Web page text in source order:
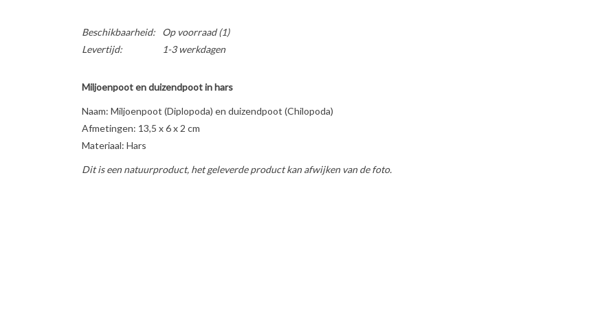
Beschikbaarheid: Op voorraad(1)
Levertijd:
1-3 werkdagen
Miljoenpoot en duizendpoot in hars
Naam: Miljoenpoot (Diplopoda) en duizendpoot (Chilopoda)
Afmetingen: 13,5 x 6 x 2 cm
Materiaal: Hars
Dit is een natuurproduct, het geleverde product kan afwijken van de foto.